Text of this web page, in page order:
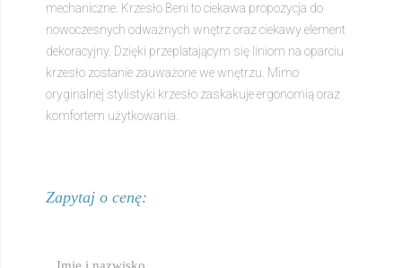
mechaniczne. Krzesło Beni to ciekawa propozycja do
nowoczesnych odważnych wnętrz oraz ciekawy element
dekoracyjny. Dzięki przeplatającym się liniom na oparciu
krzesło zostanie zauważone we wnętrzu. Mimo
oryginalnej stylistyki krzesło zaskakuje ergonomią oraz
komfortem użytkowania.
Zapytaj o cenę: